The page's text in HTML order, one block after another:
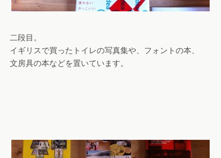
二段目。
イギリスで買ったトイレの写真集や、フォントの本、
文房具の本などを置いています。